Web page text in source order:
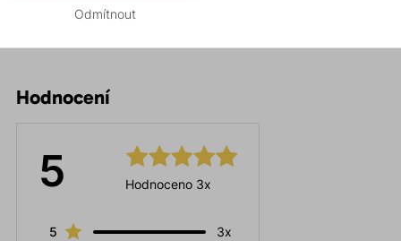
Hodnocení
5 Hodnoceno 3x
5
3x
Odmítnout